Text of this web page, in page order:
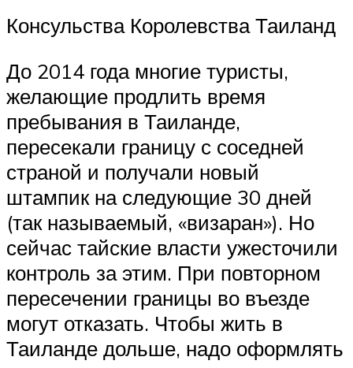
Консульства Королевства Таиланд
До 2014 года многие туристы,
желающие продлить время
пребывания в Таиланде,
пересекали границу с соседней
страной и получали новый
штампик на следующие 30 дней
(так называемый, «визаран»). Но
сейчас тайские власти ужесточили
контроль за этим. При повторном
пересечении границы во въезде
могут отказать. Чтобы жить в
Таиланде дольше, надо оформлять